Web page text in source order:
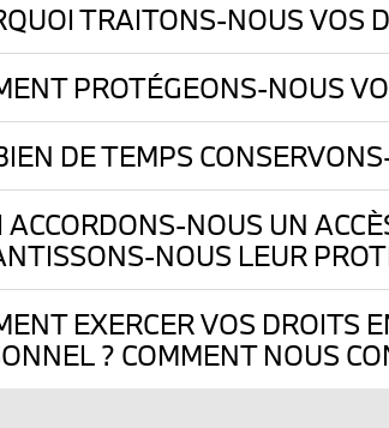
TRAITONS-NOUS VOS
PROTÉGEONS-NOUS
DE TEMPS
ACCORDONS-NOUS UN
NOUS LEUR
EXERCER VOS DROITS
? COMMENT NOUS